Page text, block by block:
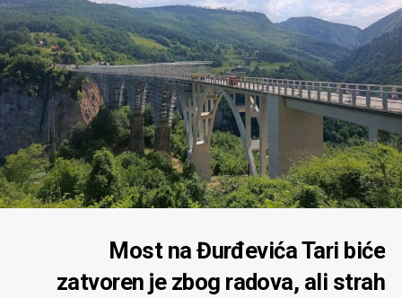
Most na Đurđevića Tari biće
zatvoren je zbog radova, ali strah